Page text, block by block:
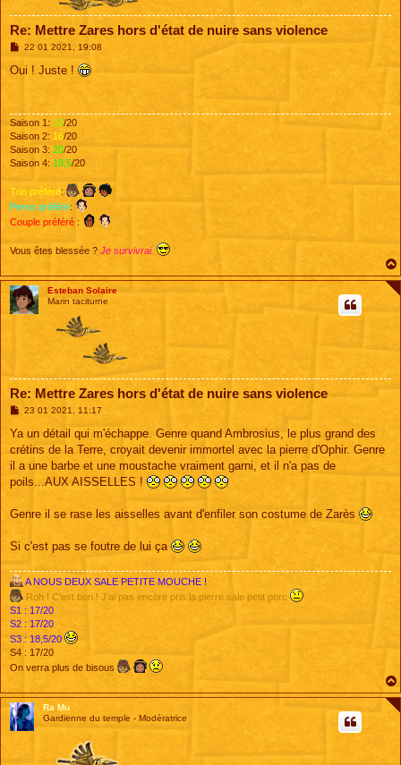
Re: Mettre Zares hors d'état de nuire sans violence
M
s
22 01 2021, 19:08
Oui ! Juste !
Saison 1: 18/20
Saison 2: 16/20
Saison 3: 20/20
Saison 4: 19,5/20
Trio préféré:
Perso préféré:
Couple préféré :
Vous êtes blessée ? Je survivrai.
Esteban Solaire
Marin taciturne
Re: Mettre Zares hors d'état de nuire sans violence
M
s
a
g
23 01 2021, 11:17
Ya un détail qui m'échappe. Genre quand Ambrosius, le plus grand des
crétins de la Terre, croyait devenir immortel avec la pierre d'Ophir. Genre
il a une barbe et une moustache vraiment garni, et il n'a pas de
poils...AUX AISSELLES !
Genre il se rase les aisselles avant d'enfiler son costume de Zarès
Si c'est pas se foutre de lui ça
A NOUS DEUX SALE PETITE MOUCHE !
Roh ! C'est bon ! J'ai pas encore pris la pierre sale petit porc
S1 : 17/20
S2 : 17/20
S3 : 18,5/20
S4 : 17/20
On verra plus de bisous
Ra Mu
Gardienne du temple - Modératrice